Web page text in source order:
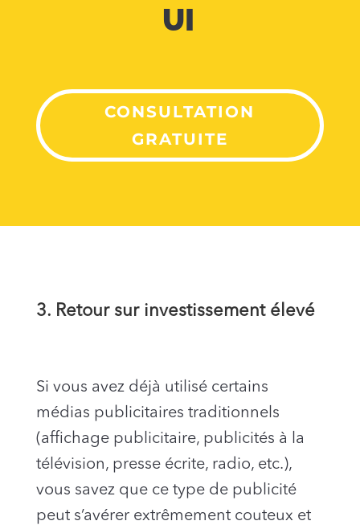
UI
CONSULTATION
GRATUITE
3. Retour sur investissement élevé
Si vous avez déjà utilisé certains
médias publicitaires traditionnels
(affichage publicitaire, publicités à la
télévision, presse écrite, radio, etc.),
vous savez que ce type de publicité
peut s’avérer extrêmement couteux et